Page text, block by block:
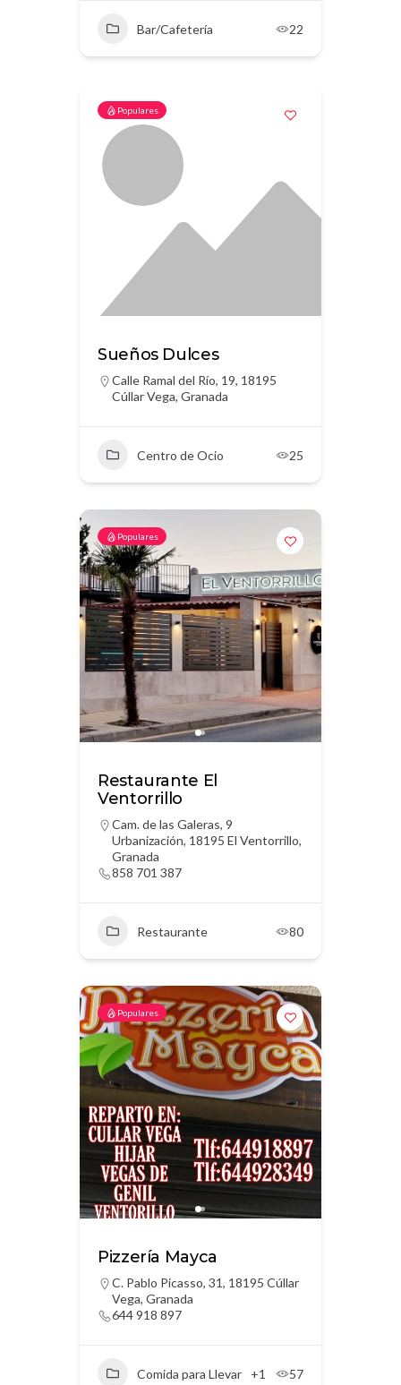
Bar/Cafetería 22
Populares
Sueños Dulces
Calle Ramal del Río, 19, 18195
Cúllar Vega, Granada
Centro de Ocio 25
Populares
Restaurante El
Ventorrillo
Cam. de las Galeras, 9
Urbanización, 18195 El Ventorrillo,
Granada
858 701 387
Restaurante 80
Populares
Pizzería Mayca
C. Pablo Picasso, 31, 18195 Cúllar
Vega, Granada
644 918 897
Comida para Llevar +1 57